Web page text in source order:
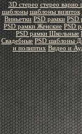
3D стерео стерео варио
шаблоны шаблоны визиток
Виньетки PSD рамки PSD
PSD рамки Женские PSD
PSD рамки Школьные
Свадебные PSD шаблоны
и полиптих Видео и